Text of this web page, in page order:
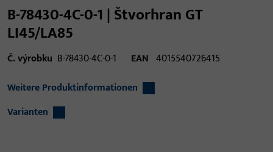
B-78430-4C-0-1 | Štvorhran GT
LI45/LA85
Č. výrobku B-78430-4C-0-1 EAN 4015540726415
Weitere Produktinformationen
Varianten